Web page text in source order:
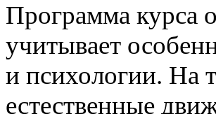
Программа курса
учитывает
и психологии. На
естественные